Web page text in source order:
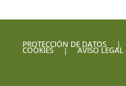
PROTECCIÓN DE DATOS|
COOKIES|AVISO LEGAL